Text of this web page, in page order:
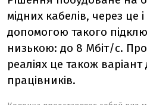
мідних кабелів, через це
допомогою такого
низькою: до 8 Мбіт/с.
реаліях це також
працівників.